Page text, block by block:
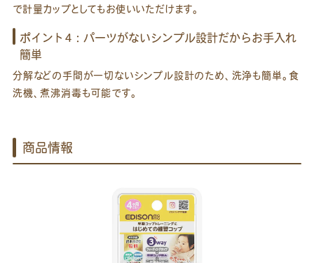
で計量カップとしてもお使いいただけます。
ポイント4：パーツがないシンプル設計だからお手入れ
簡単
分解などの手間が一切ないシンプル設計のため、洗浄も簡単。食
洗機、煮沸消毒も可能です。
商品情報